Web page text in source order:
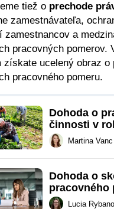
tiež o prechode
zamestnávateľa,
zamestnancov a
pracovných pomerov.
získate ucelený obraz o
pracovného pomeru.
Dohoda o
činnosti v
Podmienky
čas
Martina Vanc
Dohoda o
pracovného
Ako ju
Lucia